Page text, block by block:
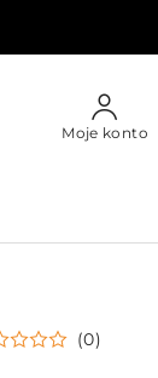
Moje konto
(0)